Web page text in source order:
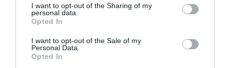
I want to opt-out of the Sharing of my
personal data.
Opted In
I want to opt-out of the Sale of my
Personal Data.
Opted In
digitales esenciales como Cl@ve PIN, Mi Carpeta
Ciudadana, la app miDGT o los servicios de cita previa
sanitaria, facilitando así la realización de gestiones
cotidianas desde el móvil u otros dispositivos.